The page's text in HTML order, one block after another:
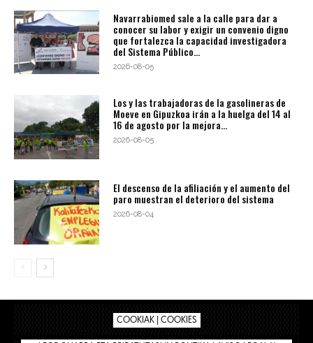
Navarrabiomed sale a la calle para dar a
conocer su labor y exigir un convenio digno
que fortalezca la capacidad investigadora
del Sistema Público...
2026-08-05
Los y las trabajadoras de la gasolineras de
Moeve en Gipuzkoa irán a la huelga del 14 al
16 de agosto por la mejora...
2026-08-05
El descenso de la afiliación y el aumento del
paro muestran el deterioro del sistema
2026-08-04
COOKIAK | COOKIES